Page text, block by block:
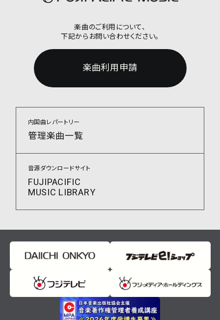
楽曲のご利用について、
下記からお問い合わせください。
楽曲利用申請
内国曲レパートリー
管理楽曲一覧
音源ダウンロードサイト
FUJIPACIFIC
MUSIC LIBRARY